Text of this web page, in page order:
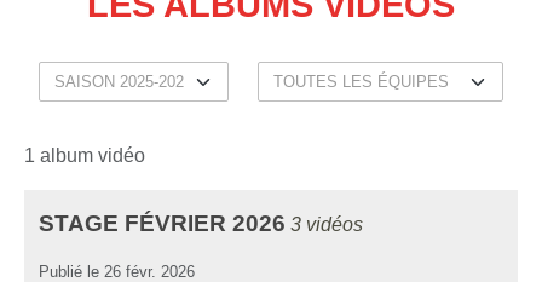
1 album vidéo
STAGE FÉVRIER 2026 3 vidéos
Publié le 26 févr. 2026